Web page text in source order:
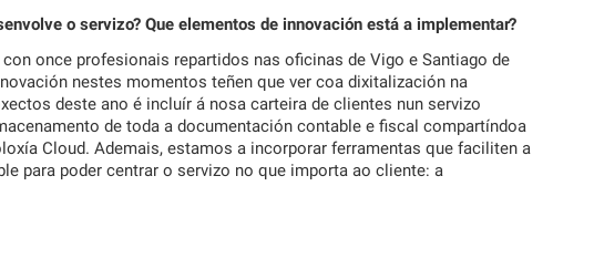
o servizo? Que elementos de innovación está a implementar?
once profesionais repartidos nas oficinas de Vigo e Santiago de
nestes momentos teñen que ver coa dixitalización na
deste ano é incluír á nosa carteira de clientes nun servizo
de toda a documentación contable e fiscal compartíndoa
Cloud. Ademais, estamos a incorporar ferramentas que faciliten a
para poder centrar o servizo no que importa ao cliente: a